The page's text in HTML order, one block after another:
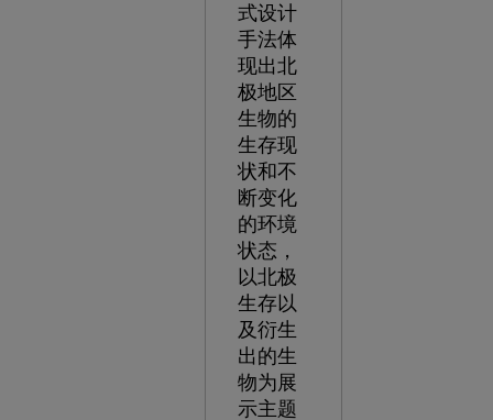
式设计
手法体
现出北
极地区
生物的
生存现
状和不
断变化
的环境
状态，
以北极
生存以
及衍生
出的生
物为展
示主题